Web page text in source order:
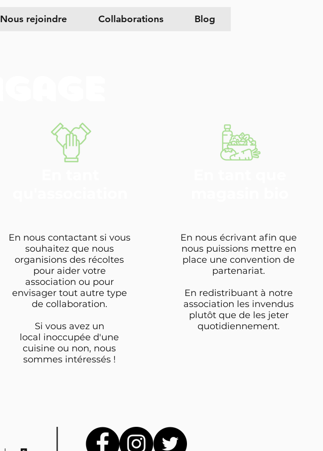
Nous rejoindre Collaborations Blog
En nous contactant si vous
souhaitez que nous
organisions des récoltes
pour aider votre
association ou pour
envisager tout autre type
de collaboration.
Si vous avez un
local inoccupée d'une
cuisine ou non, nous
sommes intéressés !
En nous écrivant afin que
nous puissions mettre en
place une convention de
partenariat.
En redistribuant à notre
association les invendus
plutôt que de les jeter
quotidiennement.